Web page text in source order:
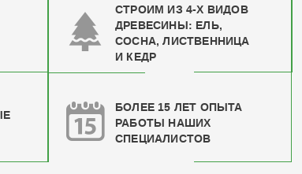
СТРОИМ ИЗ 4-Х ВИДОВ
ДРЕВЕСИНЫ: ЕЛЬ,
СОСНА, ЛИСТВЕННИЦА
И КЕДР
БОЛЕЕ 15 ЛЕТ ОПЫТА
РАБОТЫ НАШИХ
СПЕЦИАЛИСТОВ